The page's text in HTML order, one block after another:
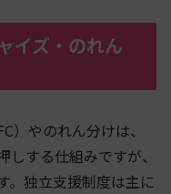
イズ・のれん
）やのれん分けは、
する仕組みですが、
。独立支援制度は主に